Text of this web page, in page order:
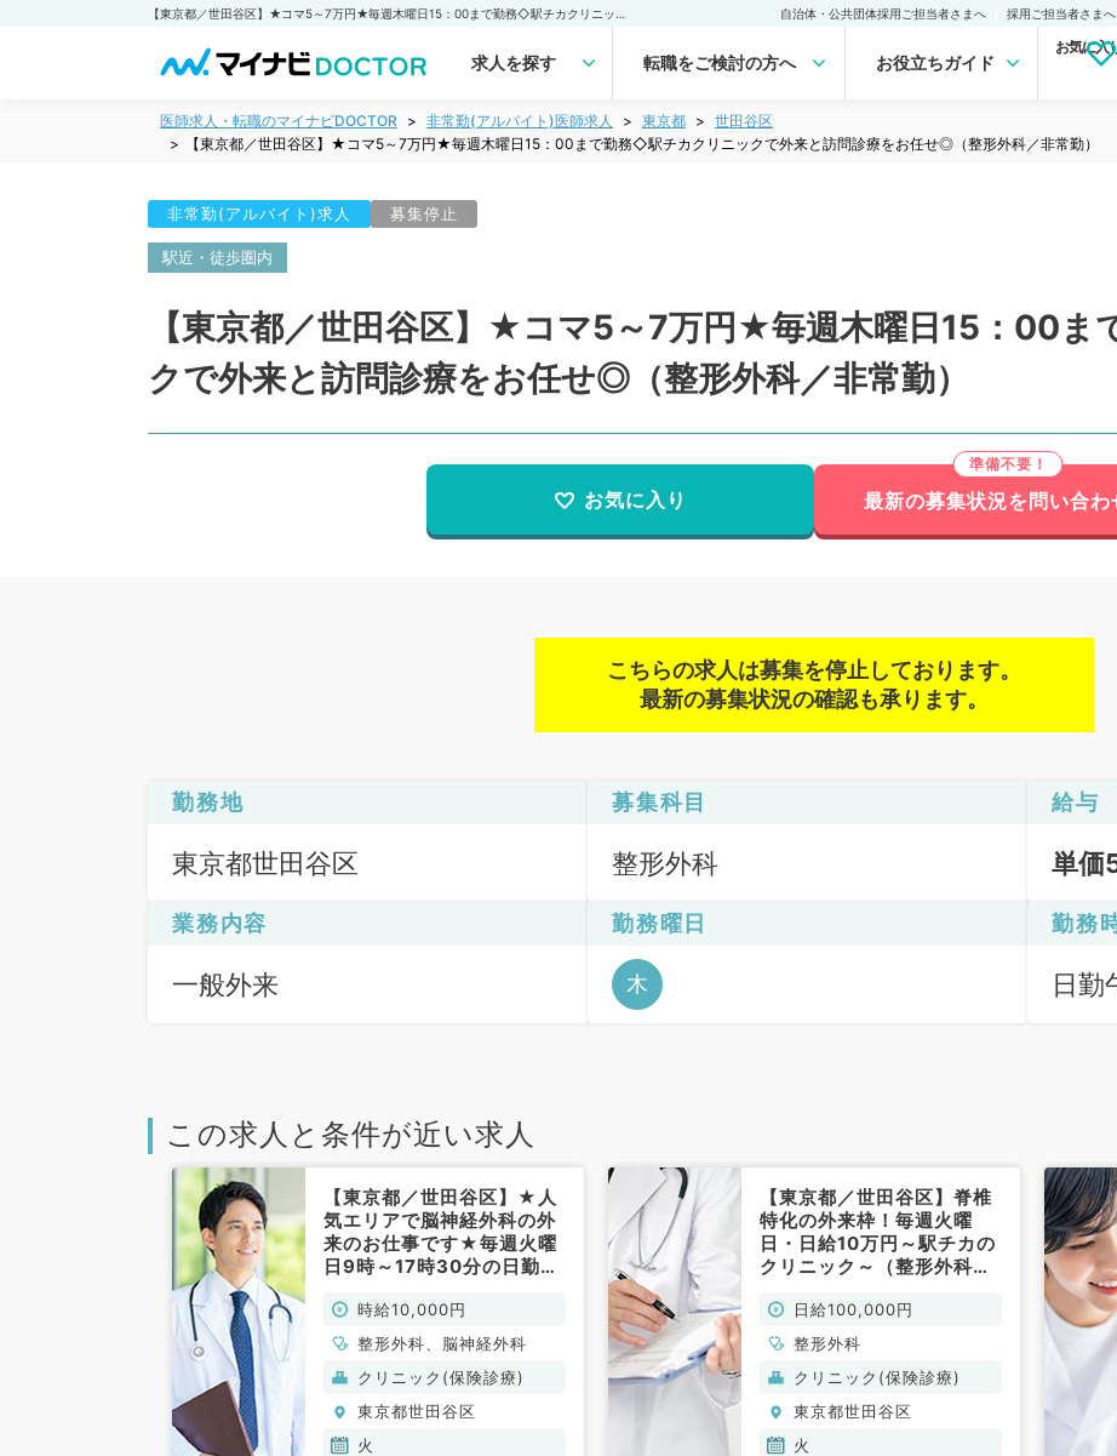
自治体・公共団体採用ご担当者さまへ 採用ご担当者さまへ
求人を探す 転職をご検討の方へ お役立ちガイド
お気に入
医師求人・転職のマイナビDOCTOR 非常勤(アルバイト)医師求人 東京都
世田谷区
【東京都／世田谷区】★コマ5～7万円★毎週木曜日15：00まで勤務◇駅チカクリニックで外来と訪問診療をお任せ◎（整形外科／非常勤）
非常勤(アルバイト)求人 募集停止
駅近・徒歩圏内
【東京都／世田谷区】★コマ5～7万円★毎週木曜日15：00
クで外来と訪問診療をお任せ◎（整形外科／非常勤）
お気に入り 最新の募集状況を問い合わ
こちらの求人は募集を停止しております。
最新の募集状況の確認も承ります。
勤務地
東京都世田谷区
募集科目
整形外科
給与
単価
業務内容
一般外来
勤務曜日
木
勤務
日勤
この求人と条件が近い求人
【東京都／世田谷区】★人
気エリアで脳神経外科の外
来のお仕事です★毎週火曜
日9時～17時30分の日勤で
寄り駅から徒歩圏内です
◎(整形外科・脳神経外科／
非常勤)
時給10,000円
整形外科、脳神経外科
クリニック(保険診療)
東京都世田谷区
火
【東京都／世田谷区】脊椎
特化の外来枠！毎週火曜
日・日給10万円～駅チカの
クリニック～（整形外科／
日給100,000円
整形外科
クリニック(保険診療)
東京都世田谷区
火